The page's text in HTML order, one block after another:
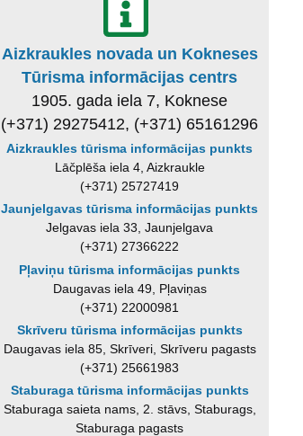
Aizkraukles novada un Kokneses
Tūrisma informācijas centrs
1905. gada iela 7, Koknese
(+371) 29275412, (+371) 65161296
Aizkraukles tūrisma informācijas punkts
Lāčplēša iela 4, Aizkraukle
(+371) 25727419
Jaunjelgavas tūrisma informācijas punkts
Jelgavas iela 33, Jaunjelgava
(+371) 27366222
Pļaviņu tūrisma informācijas punkts
Daugavas iela 49, Pļaviņas
(+371) 22000981
Skrīveru tūrisma informācijas punkts
Daugavas iela 85, Skrīveri, Skrīveru pagasts
(+371) 25661983
Staburaga tūrisma informācijas punkts
Staburaga saieta nams, 2. stāvs, Staburags,
Staburaga pagasts